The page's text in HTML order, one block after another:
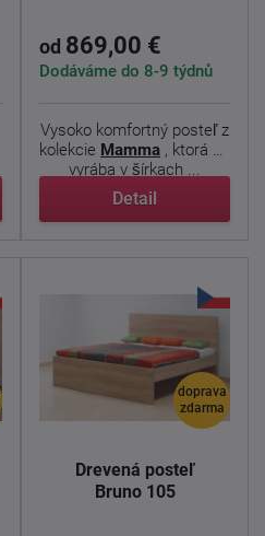
od 869,00 €
Dodáváme do 8-9 týdnů
Vysoko komfortný posteľ z
kolekcie Mamma , ktorá sa
vyrába v šírkach ...
Detail
doprava
zdarma
Drevená posteľ
Bruno 105